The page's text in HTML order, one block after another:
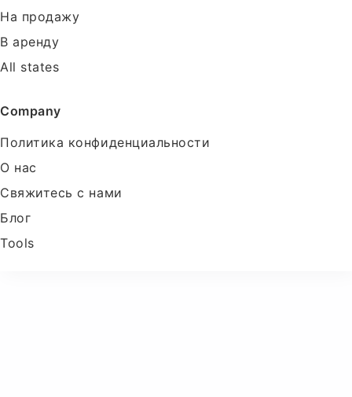
На продажу
В аренду
All states
Company
Политика конфиденциальности
О нас
Свяжитесь с нами
Блог
Tools